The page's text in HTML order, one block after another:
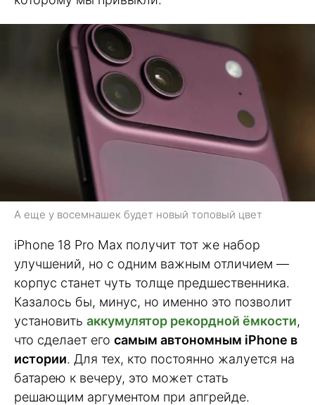
А еще у восемнашек будет новый топовый цвет
iPhone 18 Pro Max получит тот же набор
улучшений, но с одним важным отличием —
корпус станет чуть толще предшественника.
Казалось бы, минус, но именно это позволит
установить аккумулятор рекордной ёмкости,
что сделает его самым автономным iPhone в
истории. Для тех, кто постоянно жалуется на
батарею к вечеру, это может стать
решающим аргументом при апгрейде.